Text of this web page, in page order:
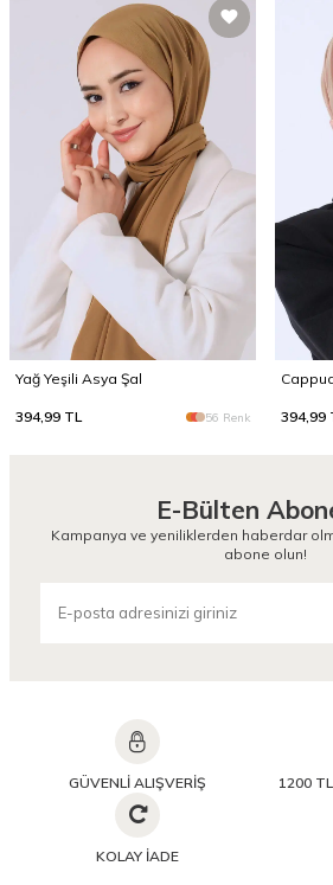
Yağ Yeşili Asya Şal
394,99 TL 56 Renk 394,99
E-Bülten
Kampanya ve yeniliklerden haberdar
abone olun!
GÜVENLİ ALIŞVERİŞ 1200
KOLAY İADE